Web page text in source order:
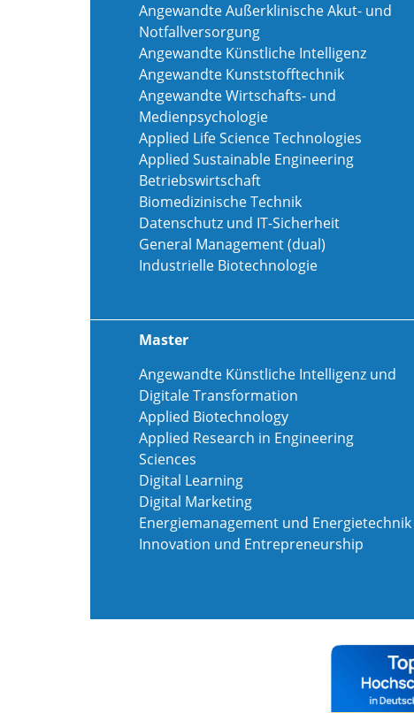
Angewandte Außerklinische Akut- und
Notfallversorgung
Angewandte Künstliche Intelligenz
Angewandte Kunststofftechnik
Angewandte Wirtschafts- und
Medienpsychologie
Applied Life Science Technologies
Applied Sustainable Engineering
Betriebswirtschaft
Biomedizinische Technik
Datenschutz und IT-Sicherheit
General Management (dual)
Industrielle Biotechnologie
Master
Angewandte Künstliche Intelligenz und
Digitale Transformation
Applied Biotechnology
Applied Research in Engineering
Sciences
Digital Learning
Digital Marketing
Energiemanagement und Energietechnik
Innovation und Entrepreneurship